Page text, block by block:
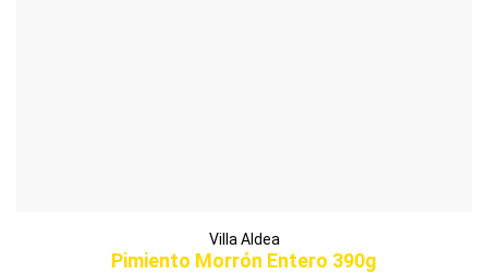
Villa Aldea
Pimiento Morrón Entero 390g